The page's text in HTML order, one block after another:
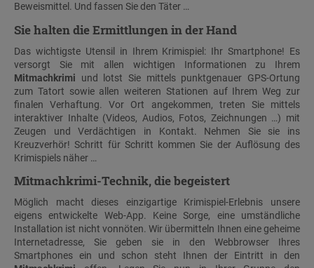
Beweismittel. Und fassen Sie den Täter …
Sie halten die Ermittlungen in der Hand
Das wichtigste Utensil in Ihrem Krimispiel: Ihr Smartphone! Es
versorgt Sie mit allen wichtigen Informationen zu Ihrem
Mitmachkrimi und lotst Sie mittels punktgenauer GPS-Ortung
zum Tatort sowie allen weiteren Stationen auf Ihrem Weg zur
finalen Verhaftung. Vor Ort angekommen, treten Sie mittels
interaktiver Inhalte (Videos, Audios, Fotos, Zeichnungen …) mit
Zeugen und Verdächtigen in Kontakt. Nehmen Sie sie ins
Kreuzverhör! Schritt für Schritt kommen Sie der Auflösung des
Krimispiels näher …
Mitmachkrimi-Technik, die begeistert
Möglich macht dieses einzigartige Krimispiel-Erlebnis unsere
eigens entwickelte Web-App. Keine Sorge, eine umständliche
Installation ist nicht vonnöten. Wir übermitteln Ihnen eine geheime
Internetadresse, Sie geben sie in den Webbrowser Ihres
Smartphones ein und schon steht Ihnen der Eintritt in den